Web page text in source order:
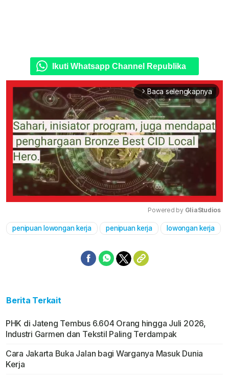
Ikuti Whatsapp Channel Republika
arrow_forward_ios Baca selengkapnya
Mute
Powered by GliaStudios
penipuan lowongan kerja penipuan kerja lowongan kerja
Berita Terkait
PHK di Jateng Tembus 6.604 Orang hingga Juli 2026,
Industri Garmen dan Tekstil Paling Terdampak
Cara Jakarta Buka Jalan bagi Warganya Masuk Dunia
Kerja